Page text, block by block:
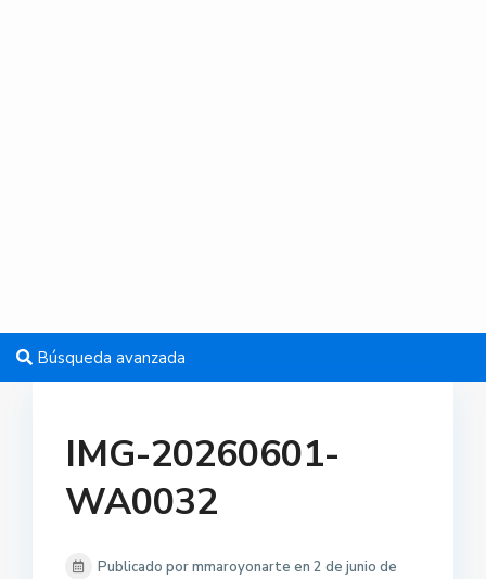
Búsqueda avanzada
IMG-20260601-
WA0032
Publicado por mmaroyonarte en 2 de junio de